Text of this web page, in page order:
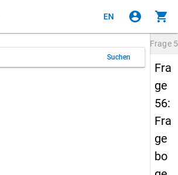
EN account_circle shopping_cart
Suchen
Frage
Fra
ge
56:
Fra
ge
bo